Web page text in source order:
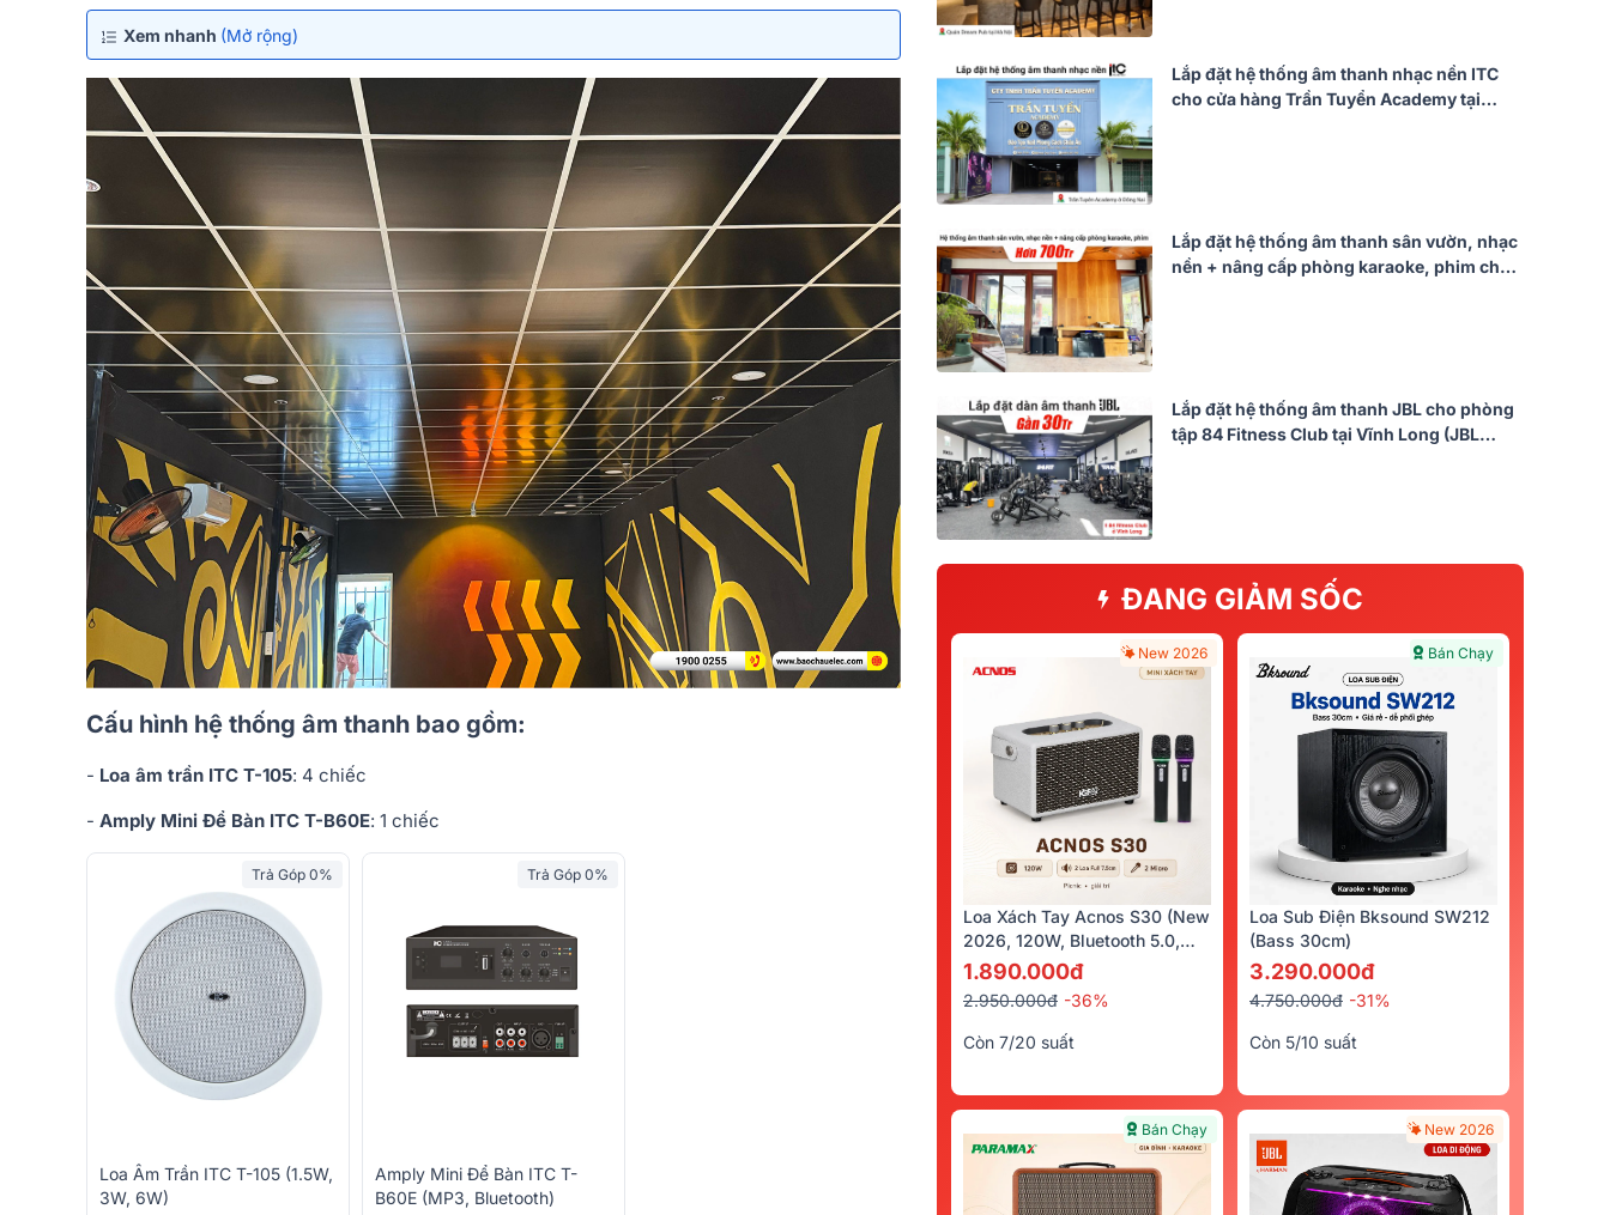
Xem nhanh (Mở rộng)
Cấu hình hệ thống âm thanh bao gồm:
- Loa âm trần ITC T-105: 4 chiếc
- Amply Mini Để Bàn ITC T-B60E: 1 chiếc
Trả Góp 0%
Loa Âm Trần ITC T-105 (1.5W,
3W, 6W)
Trả Góp 0%
Amply Mini Để Bàn ITC T-
B60E (MP3, Bluetooth)
Lắp đặt hệ thống âm thanh nhạc nền ITC
cho cửa hàng Trần Tuyển Academy tại
Lắp đặt hệ thống âm thanh sân vườn, nhạc
nền + nâng cấp phòng karaoke, phim cho
Lắp đặt hệ thống âm thanh JBL cho phòng
tập 84 Fitness Club tại Vĩnh Long (JBL
ĐANG GIẢM SỐC
New 2026
Loa Xách Tay Acnos S30 (New
2026, 120W, Bluetooth 5.0,
Kèm 2 Tay Micro)
1.890.000đ
2.950.000đ -36%
Còn 7/20 suất
Bán Chạy
Loa Sub Điện Bksound SW212
(bass 30cm)
3.290.000đ
4.750.000đ -31%
Còn 5/10 suất
Bán Chạy New 2026